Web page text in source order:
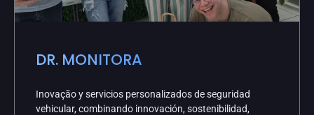
DR. MONITORA
Inovação y servicios personalizados de seguridad
vehicular, combinando innovación, sostenibilidad,